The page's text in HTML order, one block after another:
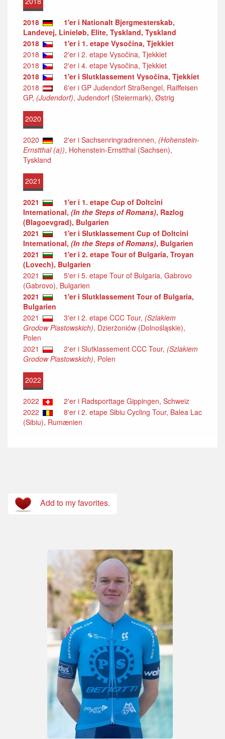
2018
1'er i Nationalt Bjergmesterskab,
Landevej, Linieløb, Elite, Tyskland, Tyskland
2018
1'er i 1. etape Vysočina, Tjekkiet
2018
2'er i 2. etape Vysočina, Tjekkiet
2018
2'er i 4. etape Vysočina, Tjekkiet
2018
1'er i Slutklassement Vysočina, Tjekkiet
2018
6'er i GP Judendorf Straßengel, Raiffeisen
GP, (Judendorf), Judendorf (Steiermark), Østrig
2020
2020 2'er i Sachsenringradrennen, (Hohenstein-
Ernstthal (a)), Hohenstein-Ernstthal (Sachsen),
Tyskland
2021
2021
1'er i 1. etape Cup of Doltcini
International, (In the Steps of Romans), Razlog
(Blagoevgrad), Bulgarien
2021
1'er i Slutklassement Cup of Doltcini
International, (In the Steps of Romans), Bulgarien
2021
1'er i 2. etape Tour of Bulgaria, Troyan
(Lovech), Bulgarien
2021
5'er i 5. etape Tour of Bulgaria, Gabrovo
(Gabrovo), Bulgarien
2021
1'er i Slutklassement Tour of Bulgaria,
Bulgarien
2021
3'er i 2. etape CCC Tour, (Szlakiem
Grodow Piastowskich), Dzierżoniów (Dolnośląskie),
Polen
2021
2'er i Slutklassement CCC Tour, (Szlakiem
Grodow Piastowskich), Polen
2022
2022
2'er i Radsporttage Gippingen, Schweiz
2022
8'er i 2. etape Sibiu Cycling Tour, Balea Lac
(Sibiu), Rumænien
Add to my favorites.